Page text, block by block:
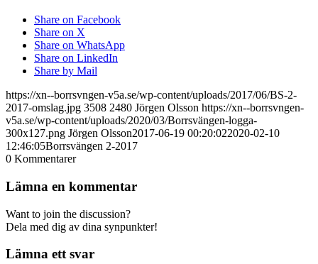
Share on Facebook
Share on X
Share on WhatsApp
Share on LinkedIn
Share by Mail
https://xn--borrsvngen-v5a.se/wp-content/uploads/2017/06/BS-2-
2017-omslag.jpg 3508 2480 Jörgen Olsson https://xn--borrsvngen-
v5a.se/wp-content/uploads/2020/03/Borrsvängen-logga-
300x127.png Jörgen Olsson2017-06-19 00:20:022020-02-10
12:46:05Borrsvängen 2-2017
0 Kommentarer
Lämna en kommentar
Want to join the discussion?
Dela med dig av dina synpunkter!
Lämna ett svar